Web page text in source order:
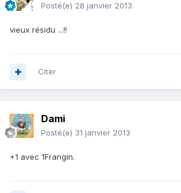
Posté(e) 28 janvier 2013
vieux résidu ...!!
Citer
Dami
Posté(e) 31 janvier 2013
+1 avec 1Frangin.